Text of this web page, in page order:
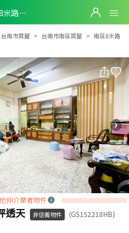
南區8米路36大地坪透天
南區8米路36大地坪透天
台南市買屋 台南市南區買屋
南區8米路
仲介業者物件
透天 非信義物件
(GS152218HB)